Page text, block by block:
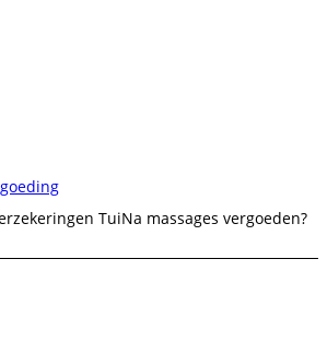
TuiNa massages vergoeden?